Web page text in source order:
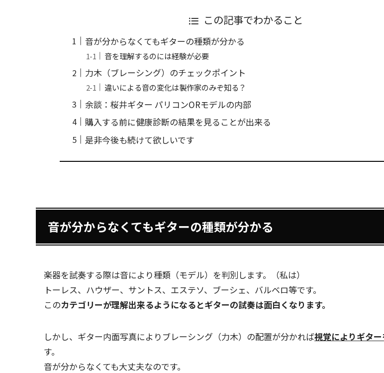
この記事でわかること
音が分からなくてもギターの種類が分かる
音を理解するのには経験が必要
力木（ブレーシング）のチェックポイント
違いによる音の変化は製作家のみぞ知る？
余談：桜井ギター パリコンORモデルの内部
購入する前に健康診断の結果を見ることが出来る
是非今後も続けて欲しいです
音が分からなくてもギターの種類が分かる
楽器を試奏する際は音により種類（モデル）を判別します。（私は）
トーレス、ハウザー、サントス、エステソ、ブーシェ、バルベロ等です。
このカテゴリーが理解出来るようになるとギターの試奏は面白くなります。
しかし、ギター内面写真によりブレーシング（力木）の配置が分かれば視覚によりギター
す。
音が分からなくても大丈夫なのです。